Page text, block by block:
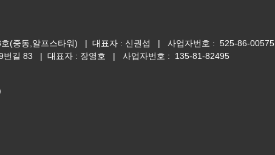
(중동,알프스타워) | 대표자 : 신권섭 | 사업자번호 : 525-86-00575
길 83 | 대표자 : 장영호 | 사업자번호 : 135-81-82495